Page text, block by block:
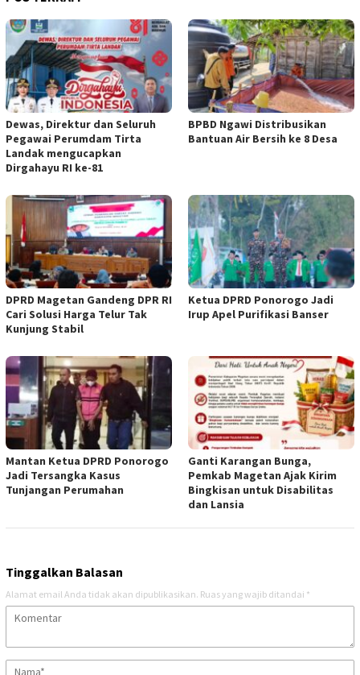
Dewas, Direktur dan Seluruh
Pegawai Perumdam Tirta
Landak mengucapkan
Dirgahayu RI ke-81
BPBD Ngawi Distribusikan
Bantuan Air Bersih ke 8 Desa
DPRD Magetan Gandeng DPR RI
Cari Solusi Harga Telur Tak
Kunjung Stabil
Ketua DPRD Ponorogo Jadi
Irup Apel Purifikasi Banser
Mantan Ketua DPRD Ponorogo
Jadi Tersangka Kasus
Tunjangan Perumahan
Ganti Karangan Bunga,
Pemkab Magetan Ajak Kirim
Bingkisan untuk Disabilitas
dan Lansia
Tinggalkan Balasan
Alamat email Anda tidak akan dipublikasikan. Ruas yang wajib ditandai *